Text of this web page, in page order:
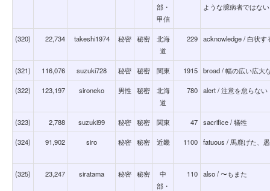
部・
甲信
ような臆病者ではな
(320) 22,734 takeshi1974 秘密 秘密
北海
道
229 acknowledge / 白状す
(321) 116,076 suzuki728 秘密 秘密 関東 1915 broad / 幅の広い広大
(322) 123,197 sironeko 男性 秘密
北海
道
780 alert / 注意を怠らない
(323) 2,788 suzuki99 秘密 秘密 関東 47 sacrifice / 犠牲
(324) 91,902 siro 秘密 秘密 近畿 1100 fatuous / 馬鹿げた、
(325) 23,247 siratama 秘密 秘密
中
部・
110 also / 〜もまた